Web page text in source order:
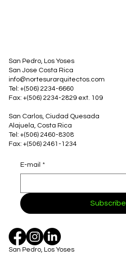
San Pedro, Los Yoses
San Jose Costa Rica
info@nortesurarquitectos.com
Tel: +(506) 2234-6660
Fax: +(506) 2234-2829 ext. 109
San Carlos, Ciudad Quesada
Alajuela, Costa Rica
Tel: +(506) 2460-8308
Fax: +(506) 2461-1234
E-mail *
Subscribe
San Pedro, Los Yoses